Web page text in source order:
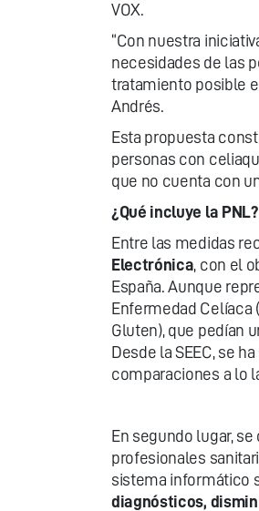
VOX.
“Con nuestra
necesidades de las
tratamiento posible
Andrés.
Esta propuesta
personas con
que no cuenta con
¿Qué incluye la PNL?
Entre las medidas
Electrónica, con el
España. Aunque
Enfermedad Celíaca
Gluten), que pedían
Desde la SEEC, se
comparaciones a lo
En segundo lugar,
profesionales
sistema informático
diagnósticos,